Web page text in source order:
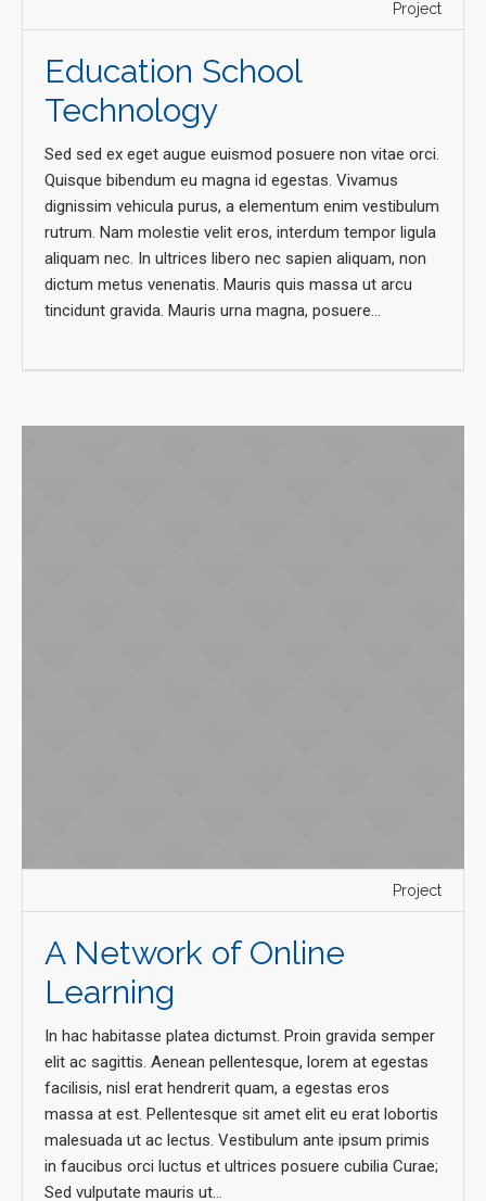
Project
Education School
Technology
Sed sed ex eget augue euismod posuere non vitae orci.
Quisque bibendum eu magna id egestas. Vivamus
dignissim vehicula purus, a elementum enim vestibulum
rutrum. Nam molestie velit eros, interdum tempor ligula
aliquam nec. In ultrices libero nec sapien aliquam, non
dictum metus venenatis. Mauris quis massa ut arcu
tincidunt gravida. Mauris urna magna, posuere...
Project
A Network of Online
Learning
In hac habitasse platea dictumst. Proin gravida semper
elit ac sagittis. Aenean pellentesque, lorem at egestas
facilisis, nisl erat hendrerit quam, a egestas eros
massa at est. Pellentesque sit amet elit eu erat lobortis
malesuada ut ac lectus. Vestibulum ante ipsum primis
in faucibus orci luctus et ultrices posuere cubilia Curae;
Sed vulputate mauris ut...